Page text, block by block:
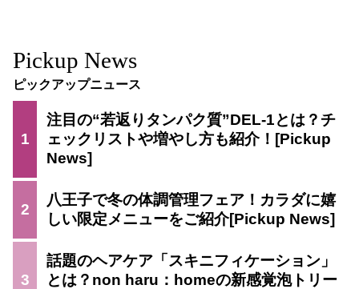
Pickup News
ピックアップニュース
1
注目の“若返りタンパク質”DEL-1とは？チ
ェックリストや増やし方も紹介！
2
八王子で冬の体調管理フェア！カラダに嬉
しい限定メニューをご紹介
3
話題のヘアケア「スキニフィケーション」
とは？non haru：homeの新感覚泡トリー